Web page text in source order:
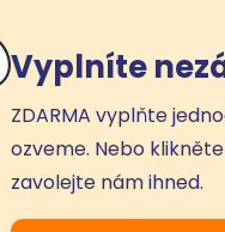
Vyplníte
ZDARMA vyplňte
ozveme. Nebo
zavolejte nám ihned.